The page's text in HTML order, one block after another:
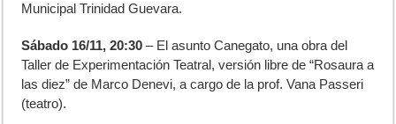
Municipal Trinidad Guevara.
Sábado 16/11, 20:30 – El asunto Canegato, una obra del
Taller de Experimentación Teatral, versión libre de “Rosaura a
las diez” de Marco Denevi, a cargo de la prof. Vana Passeri
(teatro).